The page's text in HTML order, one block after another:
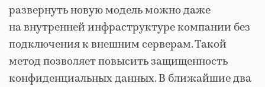
развернуть новую модель можно даже
на внутренней инфраструктуре компании без
подключения к внешним серверам. Такой
метод позволяет повысить защищенность
конфиденциальных данных. В ближайшие два